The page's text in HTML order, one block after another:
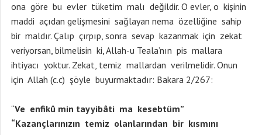
ona göre bu evler tüketim malı değildir. O evler, o kişinin
maddi açıdan gelişmesini sağlayan nema özelliğine sahip
bir maldır. Çalıp çırpıp, sonra sevap kazanmak için zekat
veriyorsan, bilmelisin ki, Allah-u Teala’nın pis mallara
ihtiyacı yoktur. Zekat, temiz mallardan verilmelidir. Onun
için Allah (c.c) şöyle buyurmaktadır: Bakara 2/267:
“Ve enfikû min tayyibâti ma kesebtüm”
“Kazançlarınızın temiz olanlarından bir kısmını